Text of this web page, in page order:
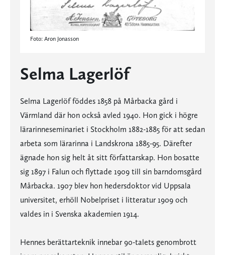
Foto: Aron Jonasson
Selma Lagerlöf
Selma Lagerlöf föddes 1858 på Mårbacka gård i
Värmland där hon också avled 1940. Hon gick i högre
lärarinneseminariet i Stockholm 1882-1885 för att sedan
arbeta som lärarinna i Landskrona 1885-95. Därefter
ägnade hon sig helt åt sitt författarskap. Hon bosatte
sig 1897 i Falun och flyttade 1909 till sin barndomsgård
Mårbacka. 1907 blev hon hedersdoktor vid Uppsala
universitet, erhöll Nobelpriset i litteratur 1909 och
valdes in i Svenska akademien 1914.
Hennes berättarteknik innebar 90-talets genombrott